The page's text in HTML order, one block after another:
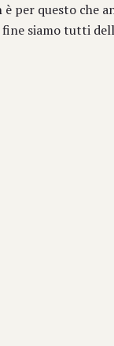
per questo che
siamo tutti